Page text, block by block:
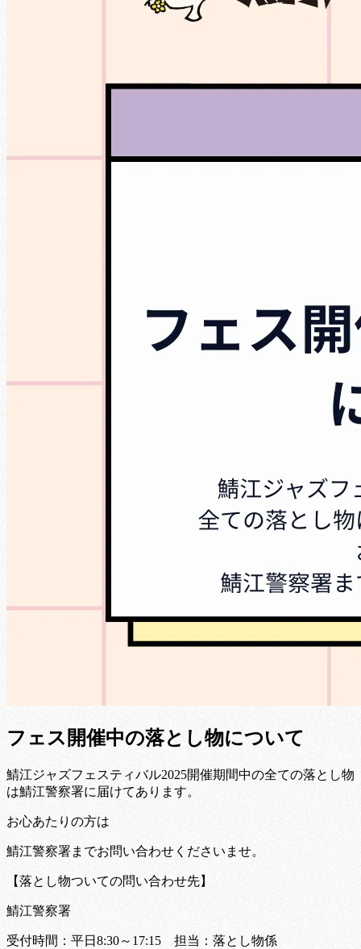
フェス開催中の落とし物について
鯖江ジャズフェスティバル2025開催期間中の全ての落とし物
は鯖江警察署に届けてあります。
お心あたりの方は
鯖江警察署までお問い合わせくださいませ。
【落とし物ついての問い合わせ先】
鯖江警察署
受付時間：平日8:30～17:15 担当：落とし物係